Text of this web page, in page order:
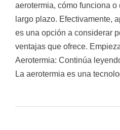
aerotermia, cómo funciona
largo plazo. Efectivamente,
es una opción a considerar
ventajas que ofrece.
Aerotermia: Continúa
La aerotermia es una